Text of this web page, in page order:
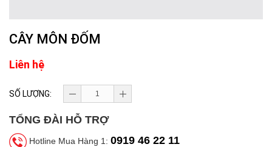
CÂY MÔN ĐỐM
Liên hệ
SỐ LƯỢNG:
TỔNG ĐÀI HỖ TRỢ
Hotline Mua Hàng 1: 0919 46 22 11